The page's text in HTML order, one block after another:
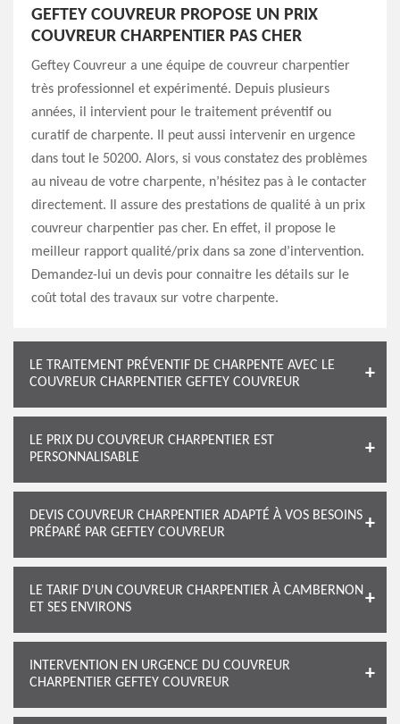
GEFTEY COUVREUR PROPOSE UN PRIX
COUVREUR CHARPENTIER PAS CHER
Geftey Couvreur a une équipe de couvreur charpentier
très professionnel et expérimenté. Depuis plusieurs
années, il intervient pour le traitement préventif ou
curatif de charpente. Il peut aussi intervenir en urgence
dans tout le 50200. Alors, si vous constatez des problèmes
au niveau de votre charpente, n’hésitez pas à le contacter
directement. Il assure des prestations de qualité à un prix
couvreur charpentier pas cher. En effet, il propose le
meilleur rapport qualité/prix dans sa zone d’intervention.
Demandez-lui un devis pour connaitre les détails sur le
coût total des travaux sur votre charpente.
LE TRAITEMENT PRÉVENTIF DE CHARPENTE AVEC LE
COUVREUR CHARPENTIER GEFTEY COUVREUR
LE PRIX DU COUVREUR CHARPENTIER EST
PERSONNALISABLE
DEVIS COUVREUR CHARPENTIER ADAPTÉ À VOS BESOINS
PRÉPARÉ PAR GEFTEY COUVREUR
LE TARIF D'UN COUVREUR CHARPENTIER À CAMBERNON
ET SES ENVIRONS
INTERVENTION EN URGENCE DU COUVREUR
CHARPENTIER GEFTEY COUVREUR